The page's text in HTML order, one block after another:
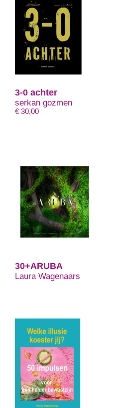
3-0 achter
serkan gozmen
€ 30,00
30+ARUBA
Laura Wagenaars